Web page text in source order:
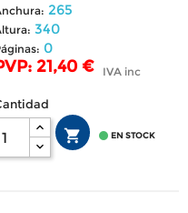
265
340
0
21,40 € IVA inc
  EN STOCK